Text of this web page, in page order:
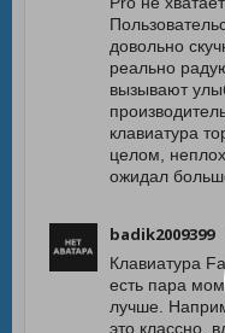
довольно
реально
вызывают
клавиатура
целом,
ожидал
badik2009399
Клавиатура
есть пара
лучше.
это классно,